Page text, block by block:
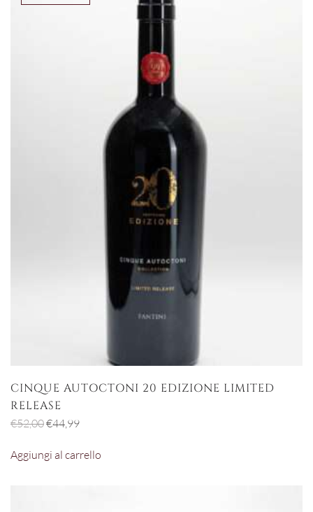
CINQUE AUTOCTONI 20 EDIZIONE LIMITED
RELEASE
€52,00Il
originale
€44,99Il
attuale
Aggiungi al carrello